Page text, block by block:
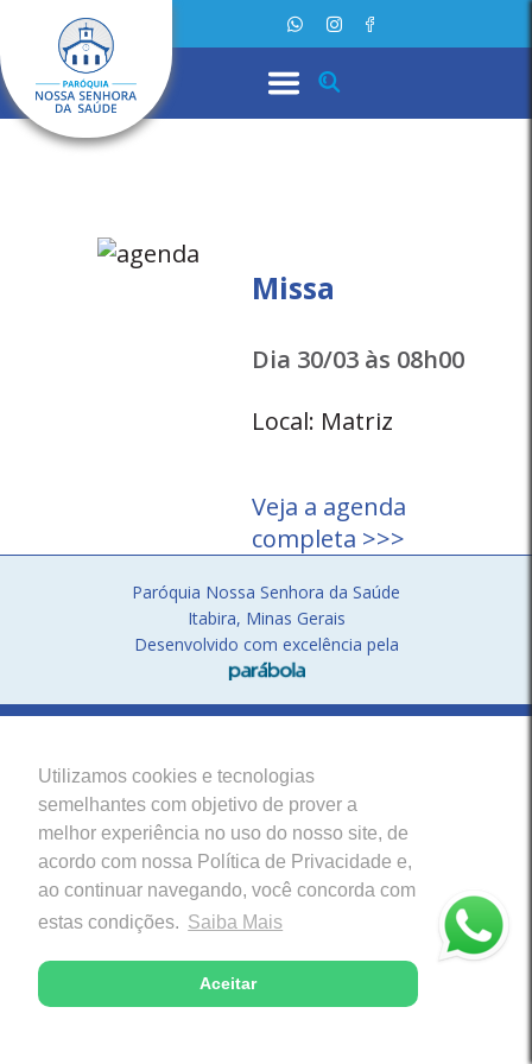
Utilizamos cookies e tecnologias
semelhantes com objetivo de prover a
melhor experiência no uso do nosso site, de
acordo com nossa Política de Privacidade e,
ao continuar navegando, você concorda com
estas condições. Saiba Mais
Aceitar
Missa
Dia 30/03 às 08h00
Local: Matriz
Veja a agenda
completa >>>
Paróquia Nossa Senhora da Saúde
Itabira, Minas Gerais
Desenvolvido com excelência pela